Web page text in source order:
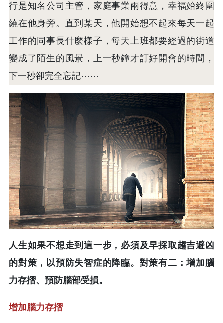
行是知名公司主管，家庭事業兩得意，幸福始終圍
繞在他身旁。直到某天，他開始想不起來每天一起
工作的同事長什麼樣子，每天上班都要經過的街道
變成了陌生的風景，上一秒鐘才訂好開會的時間，
下一秒卻完全忘記⋯⋯
人生如果不想走到這一步，必須及早採取趨吉避凶
的對策，以預防失智症的降臨。對策有二：增加腦
力存摺、預防腦部受損。
增加腦力存摺